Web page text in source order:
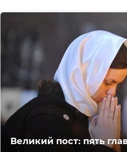
Великий пост: пять